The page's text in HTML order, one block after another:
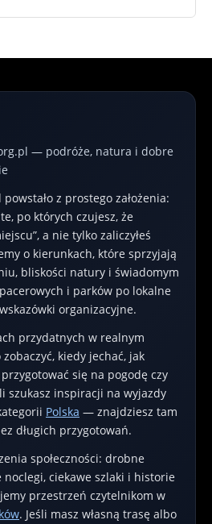
— podróże, natura i dobre
z prostego założenia:
po których czujesz, że
a nie tylko zaliczyłeś
o kierunkach, które sprzyjają
bliskości natury i świadomym
i parków po lokalne
organizacyjne.
przydatnych w realnym
kiedy jechać, jak
się na pogodę czy
szukasz inspiracji na wyjazdy
Polska — znajdziesz tam
długich przygotowań.
społeczności: drobne
ciekawe szlaki i historie
przestrzeń czytelnikom w
. Jeśli masz własną trasę albo